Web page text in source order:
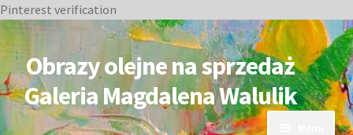
Pinterest verification
do
nawigacji
do
treści
Obrazy olejne na sprzedaż
Galeria Magdalena Walulik